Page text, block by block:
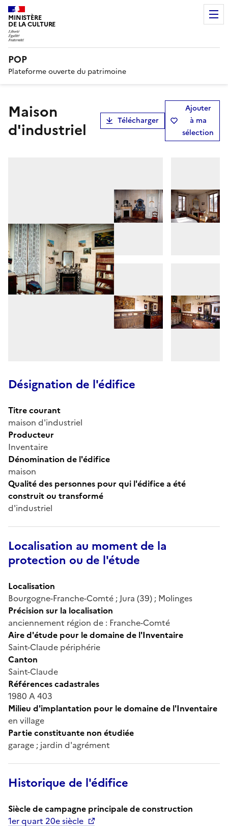
MINISTÈRE
DE LA CULTURE
POP
Plateforme ouverte du patrimoine
maison
d'industriel
Télécharger
Ajouter
à ma
sélection
Désignation de l'édifice
Titre courant
maison d'industriel
Producteur
Inventaire
Dénomination de l'édifice
maison
Qualité des personnes pour qui l'édifice a été
construit ou transformé
d'industriel
Localisation au moment de la
protection ou de l'étude
Localisation
Bourgogne-Franche-Comté ; Jura (39) ; Molinges
Précision sur la localisation
anciennement région de : Franche-Comté
Aire d'étude pour le domaine de l'Inventaire
Saint-Claude périphérie
Canton
Saint-Claude
Références cadastrales
1980 A 403
Milieu d'implantation pour le domaine de l'Inventaire
en village
Partie constituante non étudiée
garage ; jardin d'agrément
Historique de l'édifice
Siècle de campagne principale de construction
1er quart 20e siècle